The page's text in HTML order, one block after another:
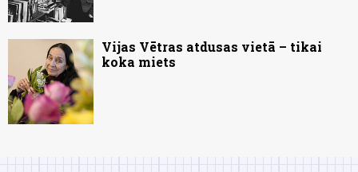
Vijas Vētras atdusas vietā – tikai
koka miets